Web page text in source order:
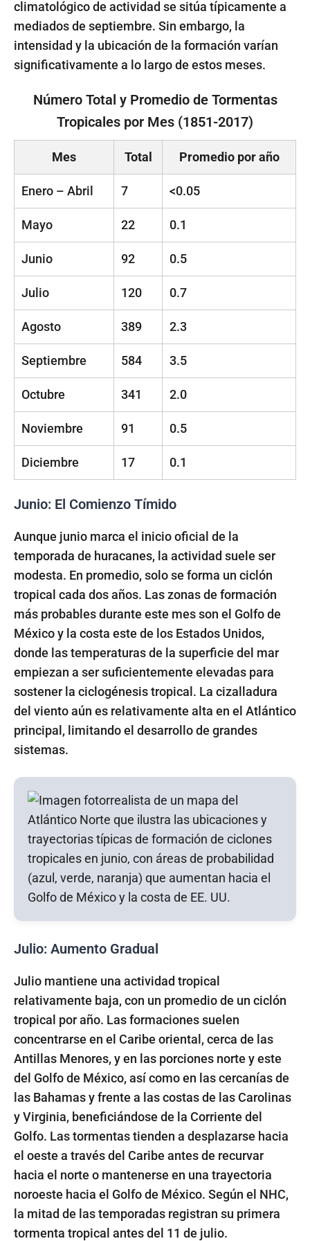
climatológico de actividad se sitúa típicamente a
mediados de septiembre. Sin embargo, la
intensidad y la ubicación de la formación varían
significativamente a lo largo de estos meses.
Número Total y Promedio de Tormentas
Tropicales por Mes (1851-2017)
Mes Total Promedio por año
Enero – Abril 7 <0.05
Mayo 22 0.1
Junio 92 0.5
Julio 120 0.7
Agosto 389 2.3
Septiembre 584 3.5
Octubre 341 2.0
Noviembre 91 0.5
Diciembre 17 0.1
Junio: El Comienzo Tímido
Aunque junio marca el inicio oficial de la
temporada de huracanes, la actividad suele ser
modesta. En promedio, solo se forma un ciclón
tropical cada dos años. Las zonas de formación
más probables durante este mes son el Golfo de
México y la costa este de los Estados Unidos,
donde las temperaturas de la superficie del mar
empiezan a ser suficientemente elevadas para
sostener la ciclogénesis tropical. La cizalladura
del viento aún es relativamente alta en el Atlántico
principal, limitando el desarrollo de grandes
sistemas.
Julio: Aumento Gradual
Julio mantiene una actividad tropical
relativamente baja, con un promedio de un ciclón
tropical por año. Las formaciones suelen
concentrarse en el Caribe oriental, cerca de las
Antillas Menores, y en las porciones norte y este
del Golfo de México, así como en las cercanías de
las Bahamas y frente a las costas de las Carolinas
y Virginia, beneficiándose de la Corriente del
Golfo. Las tormentas tienden a desplazarse hacia
el oeste a través del Caribe antes de recurvar
hacia el norte o mantenerse en una trayectoria
noroeste hacia el Golfo de México. Según el NHC,
la mitad de las temporadas registran su primera
tormenta tropical antes del 11 de julio.